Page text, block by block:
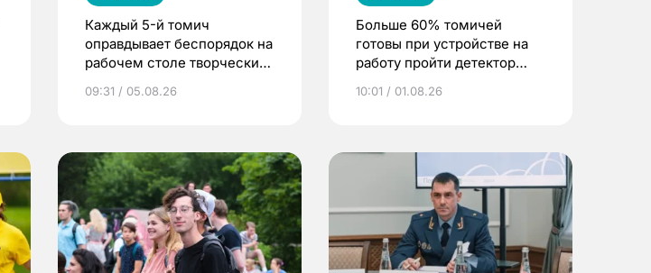
Каждый 5-й томич
оправдывает беспорядок на
рабочем столе творческим
09:31 / 05.08.26
Больше 60% томичей
готовы при устройстве на
работу пройти детектор
10:01 / 01.08.26